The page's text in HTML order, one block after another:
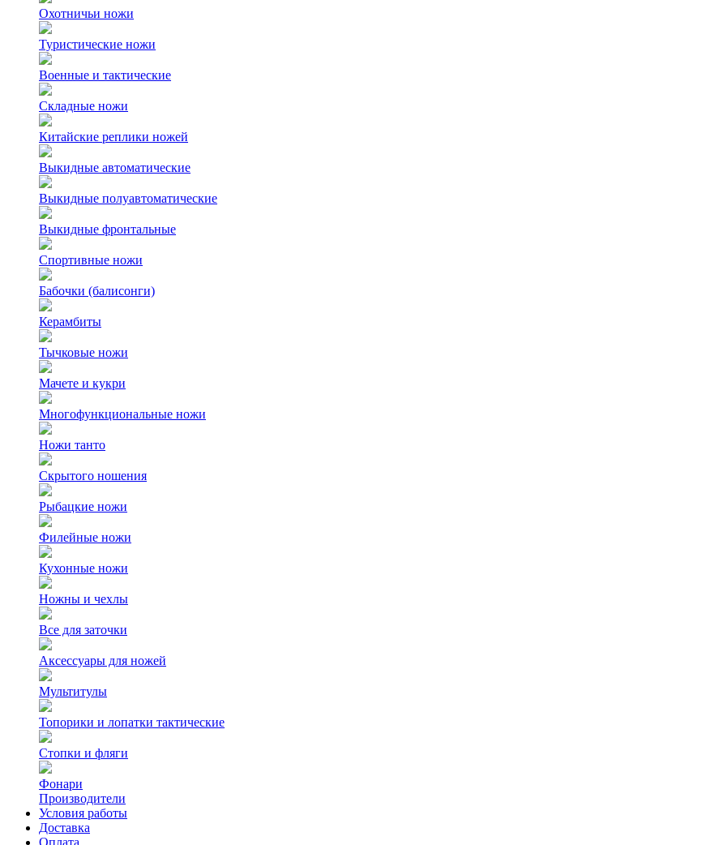
Охотничьи ножи
Туристические ножи
Военные и тактические
Складные ножи
Китайские реплики ножей
Выкидные автоматические
Выкидные полуавтоматические
Выкидные фронтальные
Спортивные ножи
Бабочки (балисонги)
Керамбиты
Тычковые ножи
Мачете и кукри
Многофункциональные ножи
Ножи танто
Скрытого ношения
Рыбацкие ножи
Филейные ножи
Кухонные ножи
Ножны и чехлы
Все для заточки
Аксессуары для ножей
Мультитулы
Топорики и лопатки тактические
Стопки и фляги
Фонари
Производители
Условия работы
Доставка
Оплата